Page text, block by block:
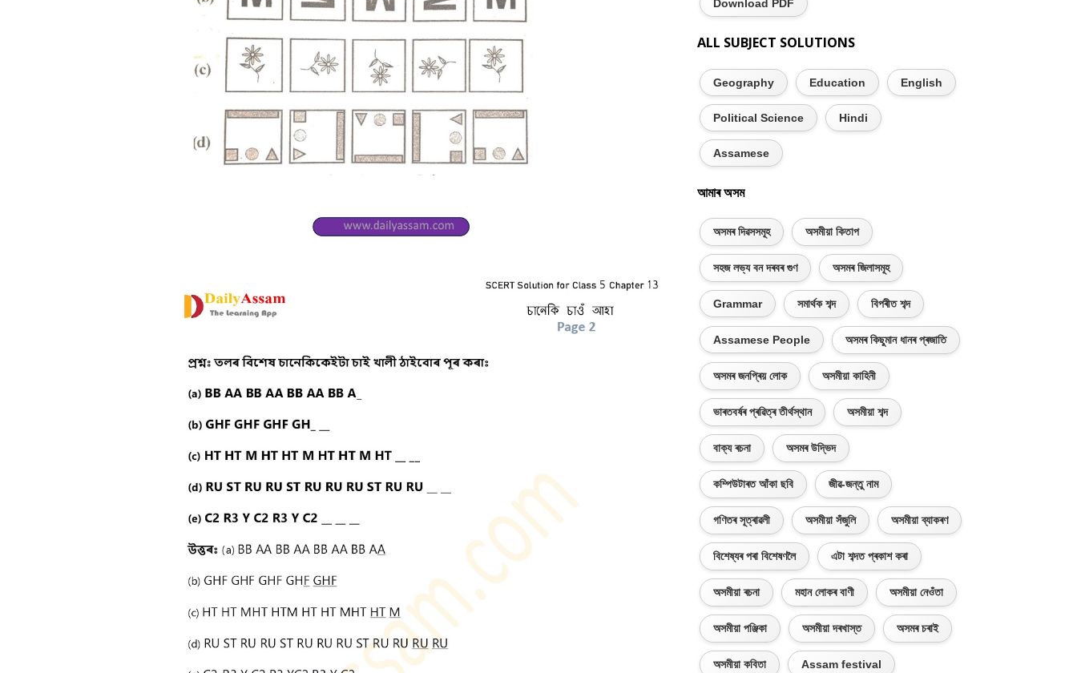
Download PDF
ALL SUBJECT SOLUTIONS
Geography Education English
Political Science Hindi
Assamese
আমাৰ অসম
অসমৰ দিৱসসমূহ অসমীয়া কিতাপ
সহজ লভ্য বন দৰবৰ গুণ অসমৰ জিলাসমূহ
Grammar সমাৰ্থক শব্দ বিপৰীত শব্দ
Assamese People অসমৰ কিছুমান ধানৰ প্ৰজাতি
অসমৰ জনপ্ৰিয় লোক অসমীয়া কাহিনী
ভাৰতবৰ্ষৰ প্ৰৱিত্ৰ তীৰ্থস্থান অসমীয়া শব্দ
বাক্য ৰচনা অসমৰ উদ্ভিদ
কম্পিউটাৰত আঁকা ছবি জীৱ-জন্তু নাম
গণিতৰ সূত্ৰাৱলী অসমীয়া সঁজুলি অসমীয়া ব্যাকৰণ
বিশেষ্যৰ পৰা বিশেষণলৈ এটা শব্দত প্ৰকাশ কৰা
অসমীয়া ৰচনা মহান লোকৰ বাণী অসমীয়া নেওঁতা
অসমীয়া পঞ্জিকা অসমীয়া দৰখাস্ত অসমৰ চৰাই
অসমীয়া কবিতা Assam festival